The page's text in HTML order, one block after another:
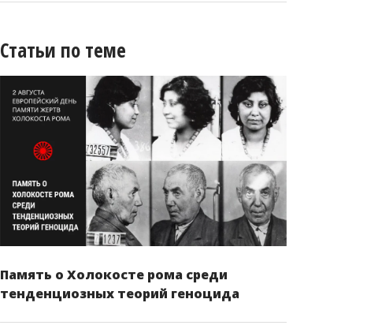
Статьи по теме
Память о Холокосте рома среди
тенденциозных теорий геноцида